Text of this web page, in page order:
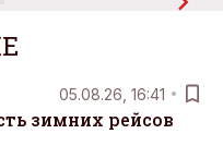
05.08.26, 16:41
зимних рейсов